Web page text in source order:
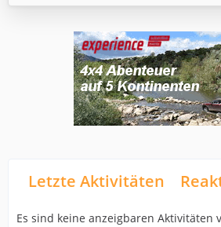
Letzte Aktivitäten
Es sind keine anzeigbaren Aktivitäten